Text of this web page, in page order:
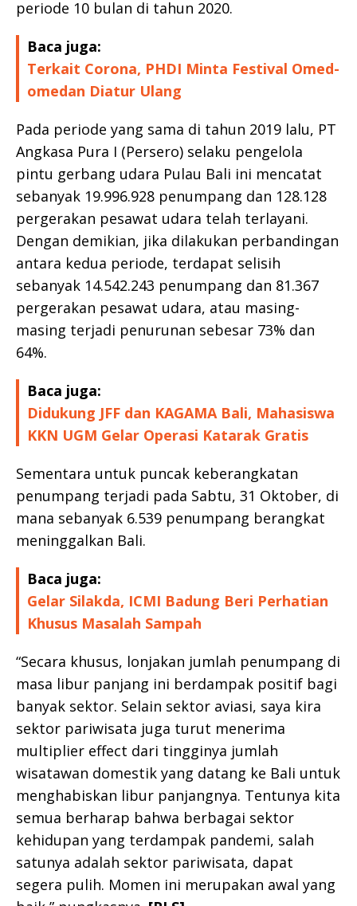
periode 10 bulan di tahun 2020.
Baca juga:
Terkait Corona, PHDI Minta Festival Omed-
omedan Diatur Ulang
Pada periode yang sama di tahun 2019 lalu, PT
Angkasa Pura I (Persero) selaku pengelola
pintu gerbang udara Pulau Bali ini mencatat
sebanyak 19.996.928 penumpang dan 128.128
pergerakan pesawat udara telah terlayani.
Dengan demikian, jika dilakukan perbandingan
antara kedua periode, terdapat selisih
sebanyak 14.542.243 penumpang dan 81.367
pergerakan pesawat udara, atau masing-
masing terjadi penurunan sebesar 73% dan
64%.
Baca juga:
Didukung JFF dan KAGAMA Bali, Mahasiswa
KKN UGM Gelar Operasi Katarak Gratis
Sementara untuk puncak keberangkatan
penumpang terjadi pada Sabtu, 31 Oktober, di
mana sebanyak 6.539 penumpang berangkat
meninggalkan Bali.
Baca juga:
Gelar Silakda, ICMI Badung Beri Perhatian
Khusus Masalah Sampah
“Secara khusus, lonjakan jumlah penumpang di
masa libur panjang ini berdampak positif bagi
banyak sektor. Selain sektor aviasi, saya kira
sektor pariwisata juga turut menerima
multiplier effect dari tingginya jumlah
wisatawan domestik yang datang ke Bali untuk
menghabiskan libur panjangnya. Tentunya kita
semua berharap bahwa berbagai sektor
kehidupan yang terdampak pandemi, salah
satunya adalah sektor pariwisata, dapat
segera pulih. Momen ini merupakan awal yang